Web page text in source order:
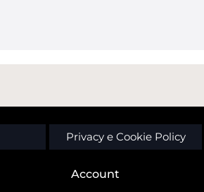
Privacy e Cookie Policy
Account